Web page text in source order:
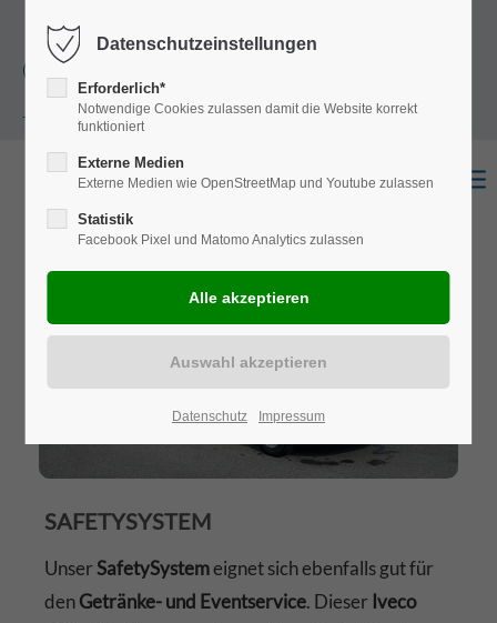
+49
(0)251 322 631
- 0
SAFETYSYSTEM
UnserSafetySystemeignet sich ebenfalls gut für
denGetränke- und Eventservice. Dieser Iveco
Datenschutzeinstellungen
Erforderlich*
Notwendige Cookies zulassen damit die Website korrekt
funktioniert
Externe Medien
Externe Medien wie OpenStreetMap und Youtube zulassen
Statistik
Facebook Pixel und Matomo Analytics zulassen
Datenschutz Impressum